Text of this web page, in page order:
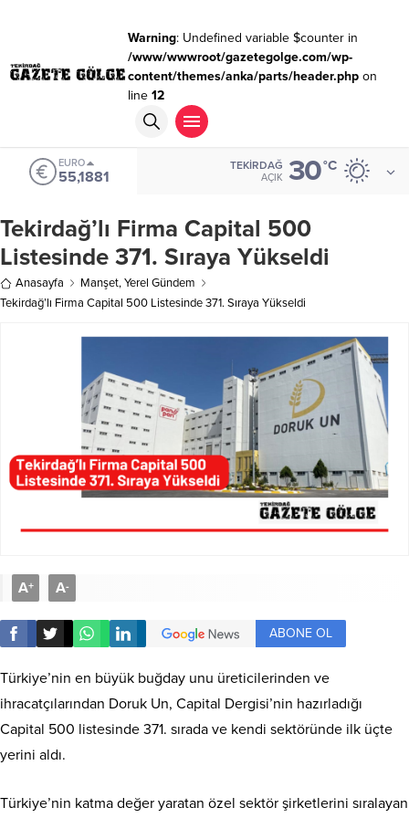
Warning: Undefined variable $counter in
/www/wwwroot/gazetegolge.com/wp-
content/themes/anka/parts/header.phpon
line 12
EURO
55,1881
TEKIRDAĞ
AÇIK 30°C
Tekirdağ’lı Firma Capital 500
Listesinde 371. Sıraya Yükseldi
Anasayfa Manşet,Yerel Gündem
Tekirdağ’lı Firma Capital 500 Listesinde 371. Sıraya Yükseldi
A+ A-
ABONE OL
Türkiye’nin en büyük buğday unu üreticilerinden ve
ihracatçılarından Doruk Un, Capital Dergisi’nin hazırladığı
Capital 500 listesinde 371. sırada ve kendi sektöründe ilk üçte
yerini aldı.
Türkiye’nin katma değer yaratan özel sektör şirketlerini sıralayan